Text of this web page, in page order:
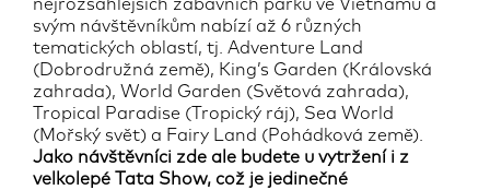
nejrozsáhlejších zábavních parků ve Vietnamu a
svým návštěvníkům nabízí až 6 různých
tematických oblastí, tj. Adventure Land
(Dobrodružná země), King’s Garden (Královská
zahrada), World Garden (Světová zahrada),
Tropical Paradise (Tropický ráj), Sea World
(Mořský svět) a Fairy Land (Pohádková země).
Jako návštěvníci zde ale budete u vytržení i z
velkolepé Tata Show, což je jedinečné